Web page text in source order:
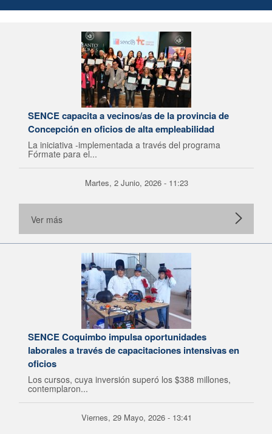
SENCE capacita a vecinos/as de la provincia de
Concepción en oficios de alta empleabilidad
La iniciativa -implementada a través del programa
Fórmate para el...
Martes, 2 Junio, 2026 - 11:23
Ver más
SENCE Coquimbo impulsa oportunidades
laborales a través de capacitaciones intensivas en
oficios
Los cursos, cuya inversión superó los $388 millones,
contemplaron...
Viernes, 29 Mayo, 2026 - 13:41